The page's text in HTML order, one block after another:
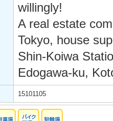
willingly!
A real estate
Tokyo, house
Shin-Koiwa
Edogawa-ku,
15101105